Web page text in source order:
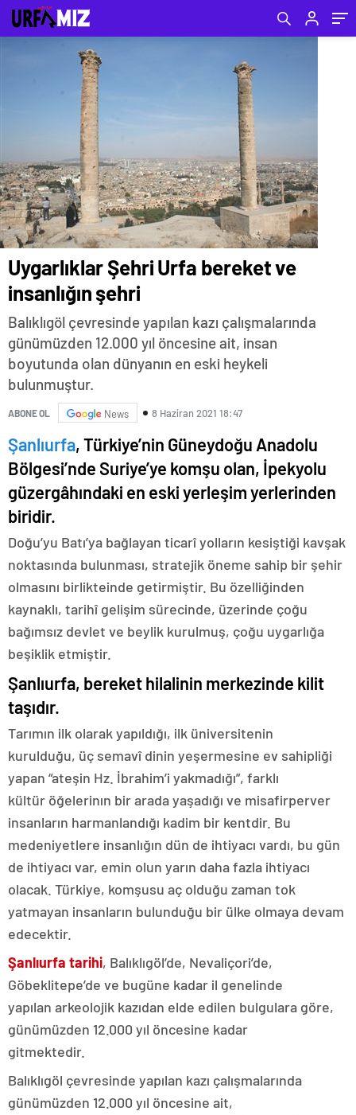
Uygarlıklar Şehri Urfa bereket ve
insanlığın şehri
Balıklıgöl çevresinde yapılan kazı çalışmalarında
günümüzden 12.000 yıl öncesine ait, insan
boyutunda olan dünyanın en eski heykeli
bulunmuştur.
ABONE OL News 8 Haziran 2021 18:47
Şanlıurfa, Türkiye’nin Güneydoğu Anadolu
Bölgesi’nde Suriye’ye komşu olan, İpekyolu
güzergâhındaki en eski yerleşim yerlerinden
biridir.
Doğu’yu Batı’ya bağlayan ticarî yolların kesiştiği kavşak
noktasında bulunması, stratejik öneme sahip bir şehir
olmasını birlikteinde getirmiştir. Bu özelliğinden
kaynaklı, tarihî gelişim sürecinde, üzerinde çoğu
bağımsız devlet ve beylik kurulmuş, çoğu uygarlığa
beşiklik etmiştir.
Şanlıurfa, bereket hilalinin merkezinde kilit
taşıdır.
Tarımın ilk olarak yapıldığı, ilk üniversitenin
kurulduğu, üç semavî dinin yeşermesine ev sahipliği
yapan “ateşin Hz. İbrahim’i yakmadığı”, farklı
kültür öğelerinın bir arada yaşadığı ve misafirperver
insanların harmanlandığı kadim bir kentdir. Bu
medeniyetlere insanlığın dün de ihtiyacı vardı, bu gün
de ihtiyacı var, emin olun yarın daha fazla ihtiyacı
olacak. Türkiye, komşusu aç olduğu zaman tok
yatmayan insanların bulunduğu bir ülke olmaya devam
edecektir.
Şanlıurfa tarihi, Balıklıgöl’de, Nevaliçori’de,
Göbeklitepe’de ve bugüne kadar il genelinde
yapılan arkeolojik kazıdan elde edilen bulgulara göre,
günümüzden 12.000 yıl öncesine kadar
gitmektedir.
Balıklıgöl çevresinde yapılan kazı çalışmalarında
günümüzden 12.000 yıl öncesine ait,